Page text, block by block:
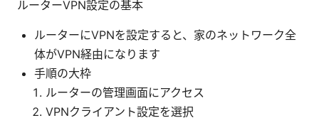
ルーターVPN設定の基本
ルーターにVPNを設定すると、家のネットワーク全
体がVPN経由になります
手順の大枠
ルーターの管理画面にアクセス
VPNクライアント設定を選択